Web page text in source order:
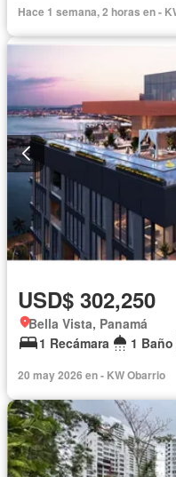
Hace 1 semana, 2 horas en -
USD$ 302,250
Bella Vista, Panamá
1 Recámara
1 Baño
20 may 2026 en - KW Obarrio